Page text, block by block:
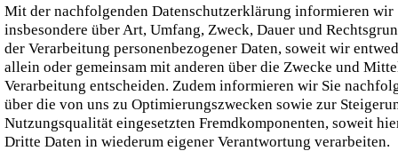
Mit der nachfolgenden Datenschutzerklärung informieren wir
insbesondere über Art, Umfang, Zweck, Dauer und
der Verarbeitung personenbezogener Daten, soweit wir
allein oder gemeinsam mit anderen über die Zwecke und
Verarbeitung entscheiden. Zudem informieren wir Sie
über die von uns zu Optimierungszwecken sowie zur
Nutzungsqualität eingesetzten Fremdkomponenten, soweit
Dritte Daten in wiederum eigener Verantwortung verarbeiten.